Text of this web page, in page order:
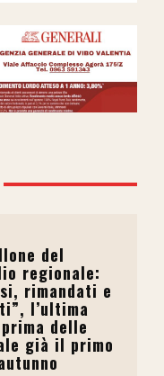
del
regionale:
rimandati e
l’ultima
delle
già il primo